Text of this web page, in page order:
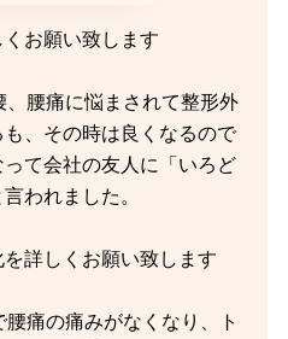
くお願い致します
腰痛に悩まされて整形外
、その時は良くなるので
て会社の友人に「いろど
われました。
を詳しくお願い致します
痛の痛みがなくなり、ト